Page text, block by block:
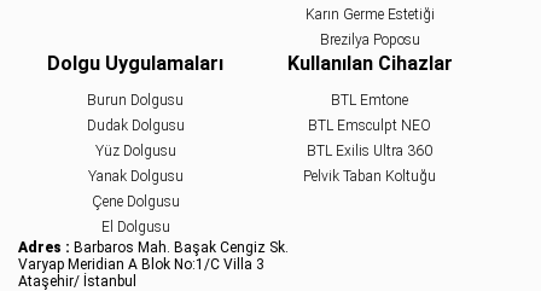
Karın Germe Estetiği
Brezilya Poposu
Dolgu Uygulamaları
Burun Dolgusu
Dudak Dolgusu
Yüz Dolgusu
Yanak Dolgusu
Çene Dolgusu
El Dolgusu
Kullanılan Cihazlar
BTL Emtone
BTL Emsculpt NEO
BTL Exilis Ultra 360
Pelvik Taban Koltuğu
Adres : Barbaros Mah. Başak Cengiz Sk.
Varyap Meridian A Blok No:1/C Villa 3
Ataşehir/ İstanbul